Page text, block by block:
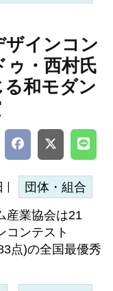
ザインコン
ゥ・西村氏
和モダン
| 団体・組合
産業協会は21
コンテスト
点)の全国最優秀